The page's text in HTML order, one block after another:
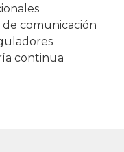
comunicación
continua